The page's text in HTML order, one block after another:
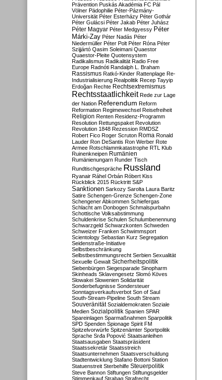
Prävention Puskás Akadémia FC Pál
Völner Pädophilie Péter-Pázmány-
Universität Péter Esterházy Péter Gothár
Péter Gulácsi Péter Jakab Péter Juhász
Péter Magyar Péter Medgyessy Péter
Márki-Zay Péter Nadás Péter
Niedermüller Péter Polt Péter Róna Péter
Szijjártó Qasim Soleimani Quaestor
Quaestor-Pleite Quotensystem
Radikalismus Radikalität Radio Free
Europe Radnóti Randalph L. Braham
Rassismus Ratkó-Kinder Rattenplage Re-
Industrialisierung Realpolitik Recep Tayyip
Erdoğan Rechte Rechtsextremismus
Rechtsstaatlichkeit Rede zur Lage
der Nation Referendum Reform
Reformation Regimewechsel Reisefreiheit
Religion Renten Residenz-Programm
Resolution Rettungspaket Revolution
Revolution 1848 Rezession RMDSZ
Robert Fico Roger Scruton Roma Ronald
Lauder Ron DeSantis Ron Werber Rote
Armee Rotschlammkatastrophe RTL Klub
Ruinenkneipen Rumänien
Rumänienungarn Runder Tisch
Rundtischgespräche Russland
Ryanair Ráhel Orbán Róbert Kiss
Rückblick 2015 Rücktritt S&P
Sanktionen Sarkozy Sarolta Laura Baritz
Satire Schengen-Grenze Schengen-Zone
Schengener Abkommen Schiefergas
Schlacht am Donbogen Schmalspurbahn
Schottische Volksabstimmung
Schuldenkrise Schulen Schulumbenennung
Schwarzgeld Schwarzkonten Schweden
Schweizer Franken Schwimmsport
Scientology Sebastian Kurz Segregation
Seidenstraße-Initiative
Selbstbeschränkung
Selbstbestimmungsrecht Serbien Sexualität
Sexuelle Gewalt Sicherheitspolitik
Siebenbürgen Siegesparade Sinopharm
Skinheads Sklavengesetz Slomó Köves
Slowakei Slowenien Solidarität
Sonderbefugnisse Sondersteuer
Sonntagsverkaufsverbot Son of Saul
South-Stream-Pipeline South Stream
Souveränität Sozialdemokraten Soziale
Medien Sozialpolitik Spanien SPAR
Spareinlagen Sparmaßnahmen Sparpolitik
SPD Spenden Spionage Spirit FM
Spitzelvorwürfe Spitzenämter Sportpolitik
Sprache Srđa Popović Staatsanleihen
Staatsausgaben Staatspräsident
Staatssekretär Staatsstreich
Staatsunternehmen Staatsverschuldung
Stadtentwicklung Stafano Bottoni Station
Statuenstreit Sterbehilfe Steuerpolitik
Steve Bannon Stiftungen Stiftungsgelder
Stimmenkauf Strabag Strafrecht